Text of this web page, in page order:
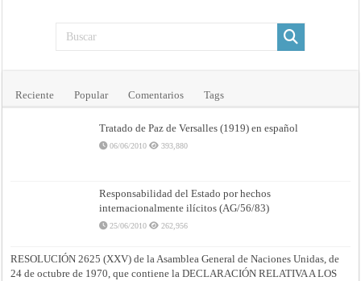
Reciente Popular Comentarios Tags
Tratado de Paz de Versalles (1919) en español
06/06/2010 393,880
Responsabilidad del Estado por hechos
internacionalmente ilícitos (AG/56/83)
25/06/2010 262,956
RESOLUCIÓN 2625 (XXV) de la Asamblea General de Naciones Unidas, de
24 de octubre de 1970, que contiene la DECLARACIÓN RELATIVA A LOS